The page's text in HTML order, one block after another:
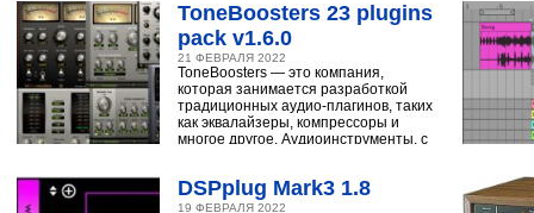
ToneBoosters 23 plugins
pack v1.6.0
21 ФЕВРАЛЯ 2022
ToneBoosters — это компания,
которая занимается разработкой
традиционных аудио-плагинов, таких
как эквалайзеры, компрессоры и
многое другое. Аудиоинструменты, с
DSPplug Mark3 1.8
19 ФЕВРАЛЯ 2022